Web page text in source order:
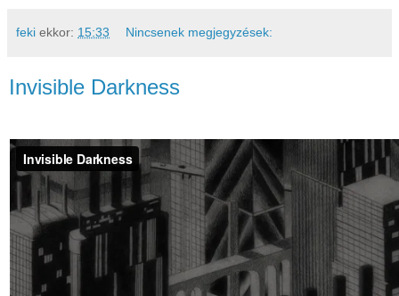
feki ekkor: 15:33 Nincsenek megjegyzések:
Invisible Darkness